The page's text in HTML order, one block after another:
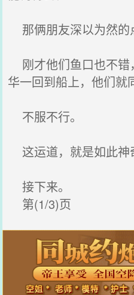
那俩朋友深以为然的
刚才他们鱼口也不错
华一回到船上，他们就
不服不行。
这运道，就是如此神
接下来。
第(1/3)页